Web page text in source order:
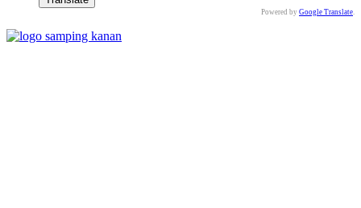
Powered by Google Translate